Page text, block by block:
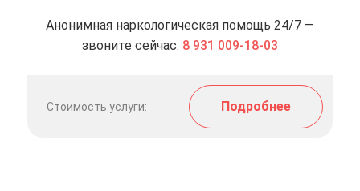
Анонимная наркологическая помощь 24/7 —
звоните сейчас: 8 931 009-18-03
Стоимость услуги: Подробнее